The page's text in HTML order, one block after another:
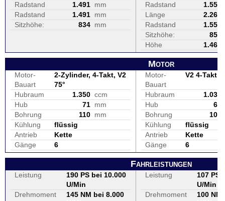
Radstand
1.491 mm
Radstand
1.491 mm
Sitzhöhe:
834 mm
Radstand
1.555
Länge
2.265
Radstand
1.555
Sitzhöhe:
850
Höhe
1.465
Motor
Motor-
Bauart
2-Zylinder, 4-Takt, V2
75°
Hubraum
1.350 ccm
Hub
71 mm
Bohrung
110 mm
Kühlung
flüssig
Antrieb
Kette
Gänge
6
Motor-
Bauart
V2 4-Takt
Hubraum
1.037
Hub
66
Bohrung
100
Kühlung
flüssig
Antrieb
Kette
Gänge
6
Fahrleistungen
Leistung
190 PS bei 10.000
U/Min
Drehmoment
145 NM bei 8.000
Leistung
107 PS
U/Min
Drehmoment
100 NM